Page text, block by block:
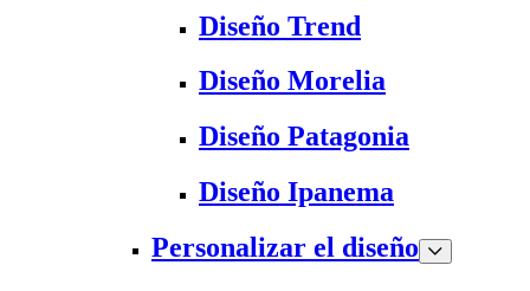
Diseño Trend
Diseño Morelia
Diseño Patagonia
Diseño Ipanema
Personalizar el diseño